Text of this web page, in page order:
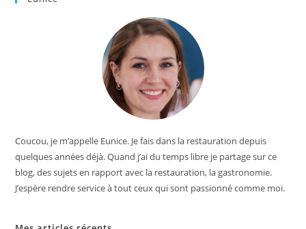
Coucou, je m’appelle Eunice. Je fais dans la restauration depuis
quelques années déjà. Quand j’ai du temps libre je partage sur ce
blog, des sujets en rapport avec la restauration, la gastronomie.
J’espère rendre service à tout ceux qui sont passionné comme moi.